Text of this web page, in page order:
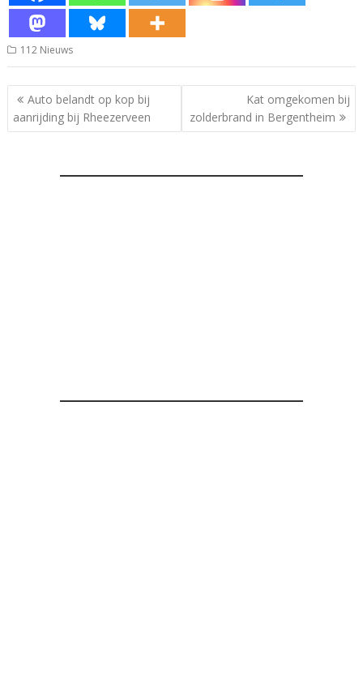
112 Nieuws
Bericht
navigatie
Auto belandt op kop bij
aanrijding bij Rheezerveen
Kat omgekomen bij
zolderbrand in Bergentheim